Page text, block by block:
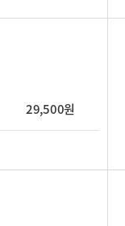
29,500원